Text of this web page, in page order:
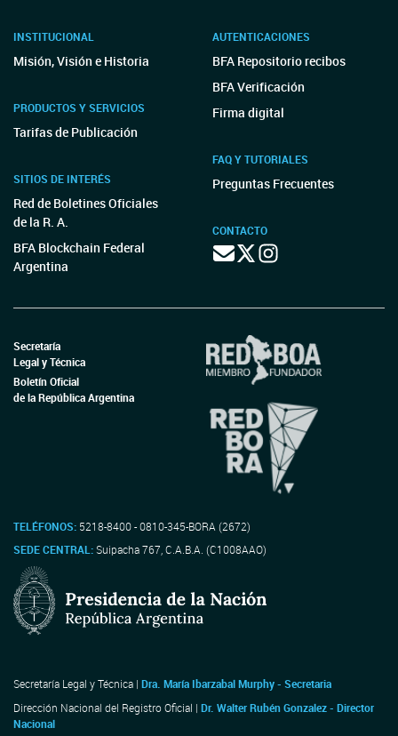
INSTITUCIONAL
Misión, Visión e Historia
PRODUCTOS Y SERVICIOS
Tarifas de Publicación
SITIOS DE INTERÉS
Red de Boletines Oficiales
de la R. A.
BFA Blockchain Federal
Argentina
AUTENTICACIONES
BFA Repositorio recibos
BFA Verificación
Firma digital
FAQ Y TUTORIALES
Preguntas Frecuentes
CONTACTO
Secretaría
Legal y Técnica
Boletín Oficial
de la República Argentina
TELÉFONOS: 5218-8400 - 0810-345-BORA (2672)
SEDE CENTRAL:Suipacha 767, C.A.B.A. (C1008AAO)
Secretaría Legal y Técnica | Dra. María Ibarzabal Murphy - Secretaria
Dirección Nacional del Registro Oficial | Dr. Walter Rubén Gonzalez - Director
Nacional